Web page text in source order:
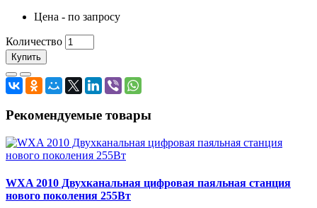
Цена - по запросу
Количество
Купить
Рекомендуемые товары
WXA 2010 Двухканальная цифровая паяльная станция
нового поколения 255Вт